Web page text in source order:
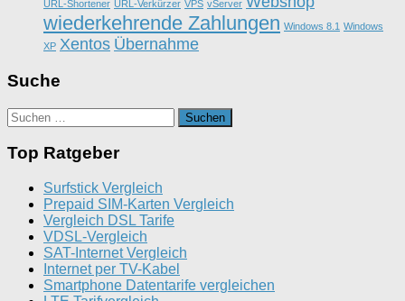
URL-Shortener URL-Verkürzer VPS vServer
wiederkehrende Zahlungen Windows 8.1 Windows
XP Xentos Übernahme
Suche
Suchen
nach:
Top Ratgeber
Surfstick Vergleich
Prepaid SIM-Karten Vergleich
Vergleich DSL Tarife
VDSL-Vergleich
SAT-Internet Vergleich
Internet per TV-Kabel
Smartphone Datentarife vergleichen